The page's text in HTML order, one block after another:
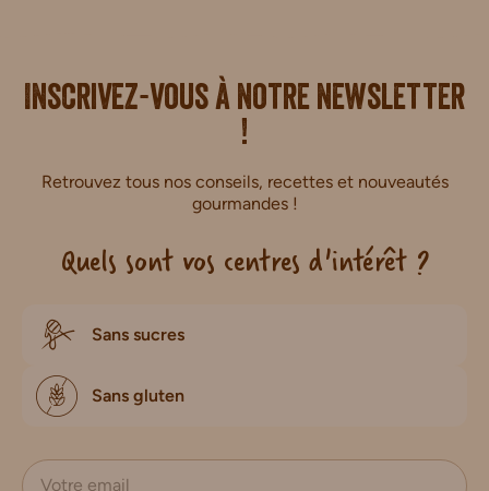
Inscrivez-vous à notre newsletter
!
Retrouvez tous nos conseils, recettes et nouveautés
gourmandes !
Quels sont vos centres d'intérêt ?
Sans sucres
Sans gluten